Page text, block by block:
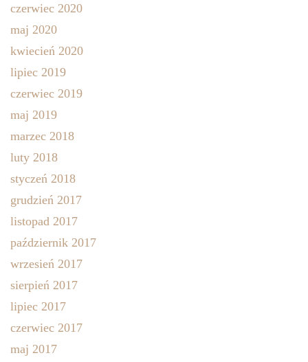
czerwiec 2020
maj 2020
kwiecień 2020
lipiec 2019
czerwiec 2019
maj 2019
marzec 2018
luty 2018
styczeń 2018
grudzień 2017
listopad 2017
październik 2017
wrzesień 2017
sierpień 2017
lipiec 2017
czerwiec 2017
maj 2017